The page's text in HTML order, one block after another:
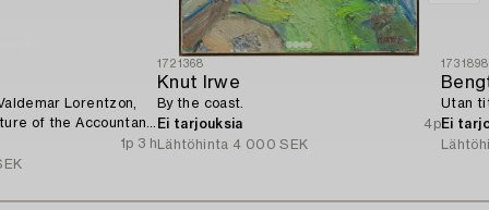
Lorentzon,
of the Accountant
1p 3 h
1721368
Knut Irwe
By the coast.
Ei tarjouksia
4p
Lähtöhinta 4 000 SEK
1731898
Utan
Ei